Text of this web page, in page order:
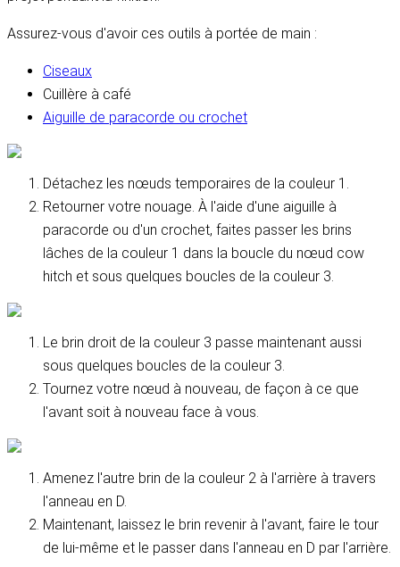
Assurez-vous d'avoir ces outils à portée de main :
Ciseaux
Cuillère à café
Aiguille de paracorde ou crochet
Détachez les nœuds temporaires de la couleur 1.
Retourner votre nouage. À l'aide d'une aiguille à
paracorde ou d'un crochet, faites passer les brins
lâches de la couleur 1 dans la boucle du nœud cow
hitch et sous quelques boucles de la couleur 3.
Le brin droit de la couleur 3 passe maintenant aussi
sous quelques boucles de la couleur 3.
Tournez votre nœud à nouveau, de façon à ce que
l'avant soit à nouveau face à vous.
Amenez l'autre brin de la couleur 2 à l'arrière à travers
l'anneau en D.
Maintenant, laissez le brin revenir à l'avant, faire le tour
de lui-même et le passer dans l'anneau en D par l'arrière.